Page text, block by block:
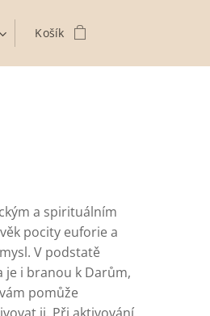
Košík
a spirituálním
pocity euforie a
V podstatě
je i branou k Darům,
pomůže